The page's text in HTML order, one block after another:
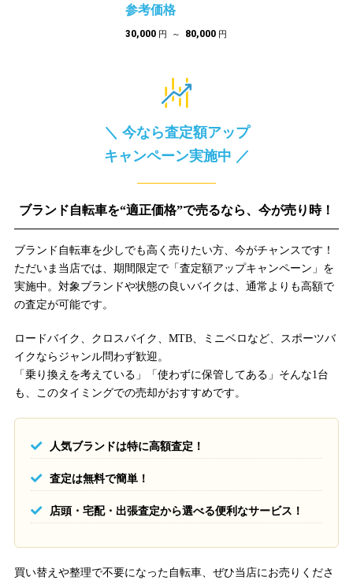
参考価格
30,000円 ～ 80,000円
＼ 今なら査定額アップ
キャンペーン実施中 ／
ブランド自転車を“適正価格”で売るなら、今が売り時！
ブランド自転車を少しでも高く売りたい方、今がチャンスです！
ただいま当店では、期間限定で「査定額アップキャンペーン」を
実施中。対象ブランドや状態の良いバイクは、通常よりも高額で
の査定が可能です。
ロードバイク、クロスバイク、MTB、ミニベロなど、スポーツバ
イクならジャンル問わず歓迎。
「乗り換えを考えている」「使わずに保管してある」そんな1台
も、このタイミングでの売却がおすすめです。
人気ブランドは特に高額査定！
査定は無料で簡単！
店頭・宅配・出張査定から選べる便利なサービス！
買い替えや整理で不要になった自転車、ぜひ当店にお売りくださ